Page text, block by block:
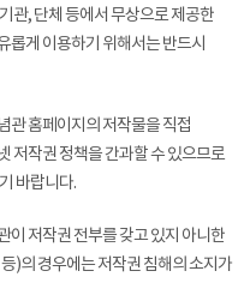
관, 단체 등에서 무상으로 제공한
롭게 이용하기 위해서는 반드시
관 홈페이지의 저작물을 직접
저작권 정책을 간과할 수 있으므로
바랍니다.
이 저작권 전부를 갖고 있지 아니한
)의 경우에는 저작권 침해의 소지가